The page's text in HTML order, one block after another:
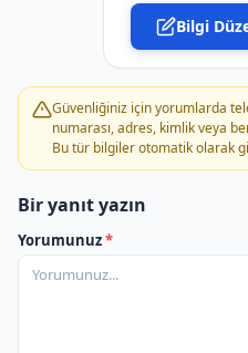
PTT Kargo Adli Tıp
PTT Kargo Adnan
PTT Kargo Ağva Şubesi
PTT Kargo Ahmet Yesevi
PTT Kargo Akçaburgaz
Bilgi
Güvenliğiniz için yorumlarda
numarası, adres, kimlik veya
Bu tür bilgiler otomatik olarak
Bir yanıt yazın
Yorumunuz*